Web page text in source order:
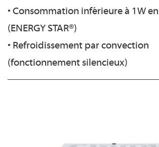
• Consommation inférieure à 1W
(ENERGY STAR®)
• Refroidissement par convection
(fonctionnement silencieux)